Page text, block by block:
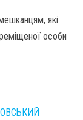
які
особи